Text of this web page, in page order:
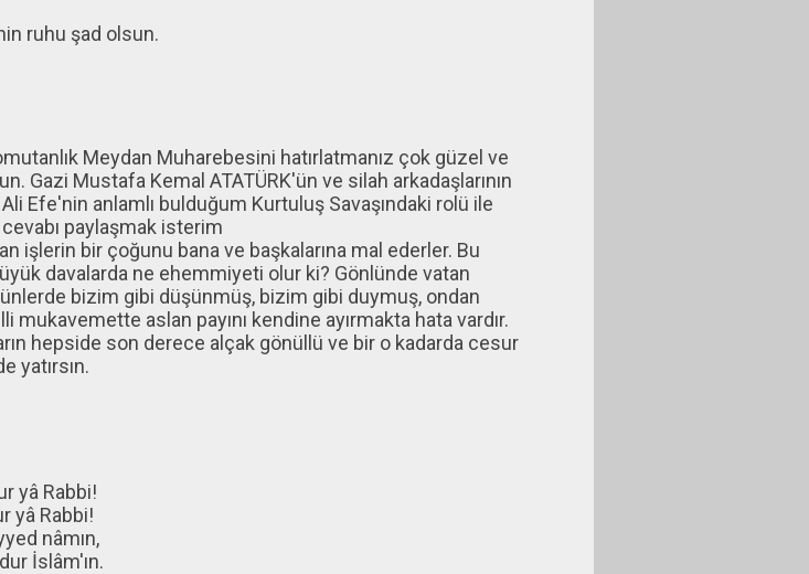
ruhu şad olsun.
Meydan Muharebesini hatırlatmanız çok güzel ve
Gazi Mustafa Kemal ATATÜRK'ün ve silah arkadaşlarının
Efe'nin anlamlı bulduğum Kurtuluş Savaşındaki rolü ile
paylaşmak isterim
işlerin bir çoğunu bana ve başkalarına mal ederler. Bu
davalarda ne ehemmiyeti olur ki? Gönlünde vatan
bizim gibi düşünmüş, bizim gibi duymuş, ondan
aslan payını kendine ayırmakta hata vardır.
hepside son derece alçak gönüllü ve bir o kadarda cesur
yatırsın.
yâ Rabbi!
yâ Rabbi!
nâmın,
İslâm'ın.